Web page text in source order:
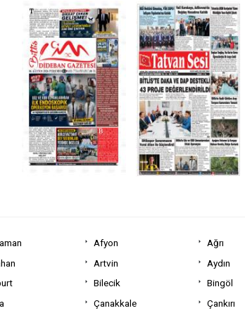
Afyon Ağrı
Artvin Aydın
Bilecik Bingöl
Çanakkale Çankırı